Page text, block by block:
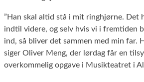
”Han skal altid stå i mit ringhjørne. Det
indtil videre, og selv hvis vi i fremtiden
ind, så bliver det sammen med min far.
siger Oliver Meng, der lørdag får en
overkommelig opgave i Musikteatret i